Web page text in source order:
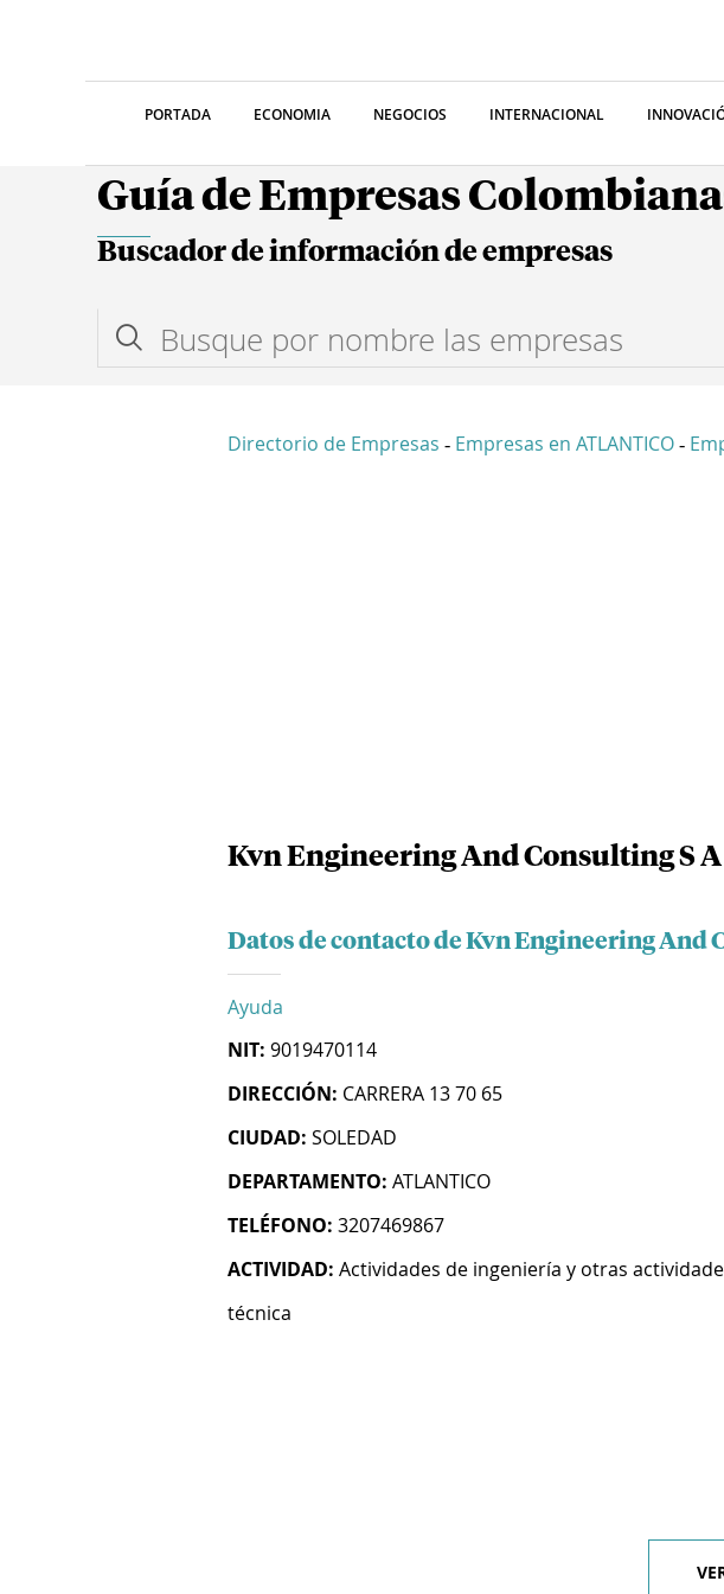
PORTADA ECONOMIA NEGOCIOS INTERNACIONAL
Guía de Empresas
Buscador de información de empresas
Directorio de Empresas - Empresas en ATLANTICO -
Kvn Engineering And Consulting S A
Datos de contacto de Kvn Engineering And
Ayuda
NIT: 9019470114
DIRECCIÓN: CARRERA 13 70 65
CIUDAD: SOLEDAD
DEPARTAMENTO: ATLANTICO
TELÉFONO: 3207469867
ACTIVIDAD: Actividades de ingeniería y otras
técnica